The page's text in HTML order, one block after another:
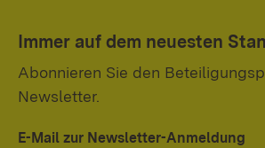
Immer auf dem neuesten
Abonnieren Sie den
Newsletter.
E-Mail zur Newsletter-Anmeldung